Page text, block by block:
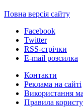
Повна версія сайту
Facebook
Twitter
RSS-стрічки
E-mail розсилка
Контакти
Реклама на сайті
Використання
Правила